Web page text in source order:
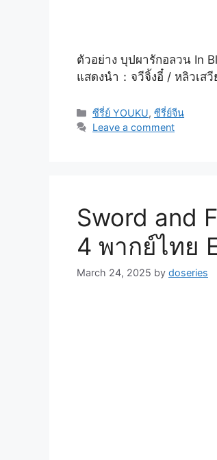
ตัวอย่าง บุปผารักอลวน In
แสดงนำ：จวีจิ้งอี๋ / หลิวเส
Categories
ซีรี่ย์ YOUKU,ซีรี่ย์จีน
Leave a comment
Sword and
4 พากย์ไทย
March 24, 2025 by doseries